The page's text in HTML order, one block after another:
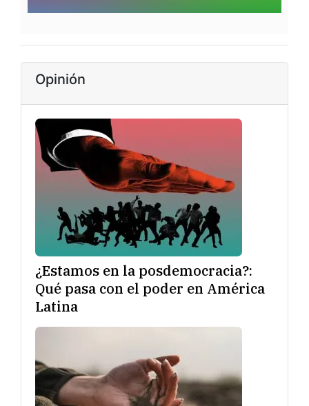
Opinión
¿Estamos en la posdemocracia?:
Qué pasa con el poder en América
Latina